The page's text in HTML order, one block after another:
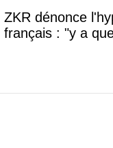
ZKR dénonce
français : "y a